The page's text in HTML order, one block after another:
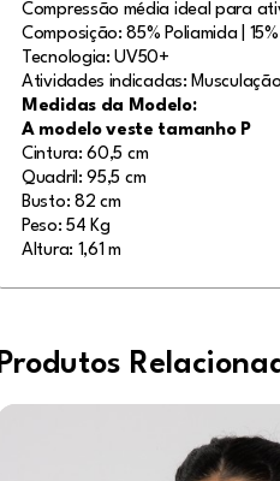
Compressão média ideal para
Composição: 85% Poliamida |
Tecnologia: UV50+
Atividades indicadas:
Medidas da Modelo:
A modelo veste tamanho P
Cintura: 60,5 cm
Quadril: 95,5 cm
Busto: 82 cm
Peso: 54 Kg
Altura: 1,61 m
Produtos